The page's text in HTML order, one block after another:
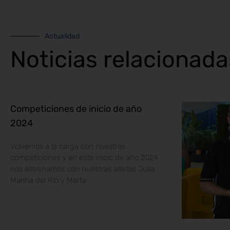
Actualidad
Noticias
Competiciones de inicio de año
2024
Volvemos a la carga con nuestras
competiciones y en este inicio de año 2024
nos estrenamos con nuestras atletas Julia
Marina del Río y Marta